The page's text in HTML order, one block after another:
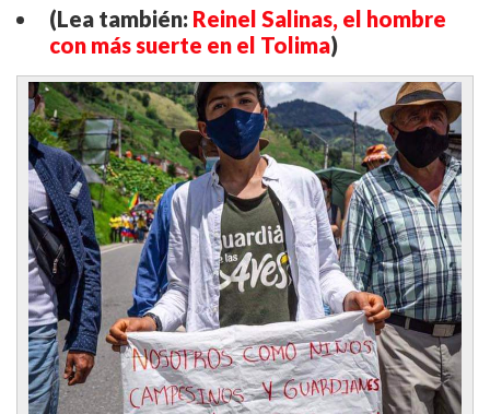
(Lea también: Reinel Salinas, el hombre
con más suerte en el Tolima)